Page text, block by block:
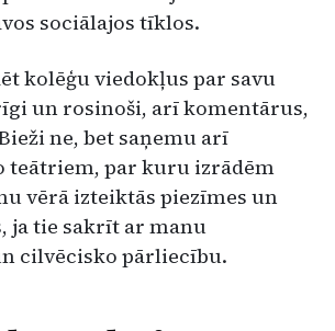
sociālajos tīklos.
kolēģu viedokļus par savu
un rosinoši, arī komentārus,
ne, bet saņemu arī
teātriem, par kuru izrādēm
vērā izteiktās piezīmes un
ja tie sakrīt ar manu
cilvēcisko pārliecību.